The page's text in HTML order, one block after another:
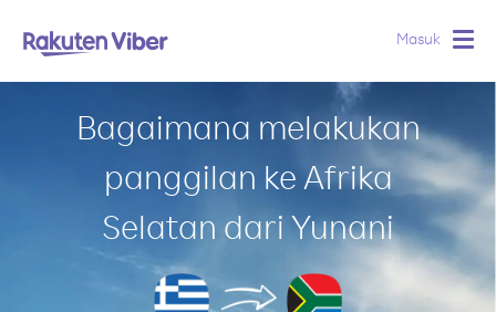
Masuk
Bagaimana melakukan
panggilan ke Afrika
Selatan dari Yunani